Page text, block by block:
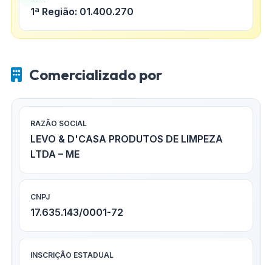
1ª Região: 01.400.270
Comercializado por
RAZÃO SOCIAL
LEVO & D'CASA PRODUTOS DE LIMPEZA
LTDA – ME
CNPJ
17.635.143/0001-72
INSCRIÇÃO ESTADUAL